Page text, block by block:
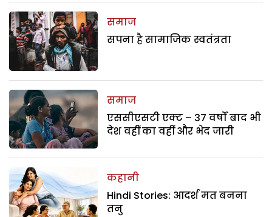
समाज
सपना है सामाजिक स्वतंत्रता
समाज
एससीएसटी एक्ट – 37 वर्षों बाद भी
देश वहीं का वहीं और भेद जारी
कहानी
Hindi Stories: आदर्श मत बनना
तनु